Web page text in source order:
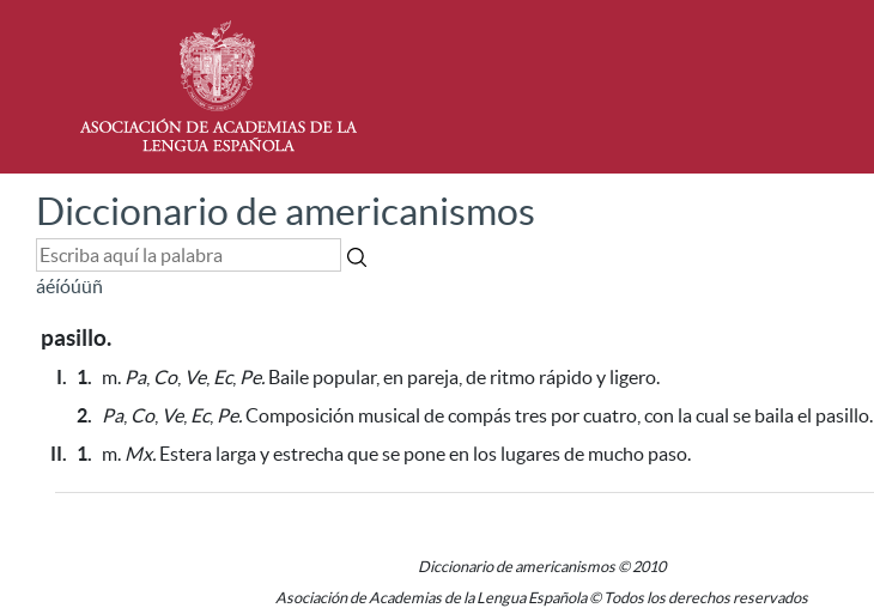
Diccionario de americanismos
áéíóúüñ
pasillo.
I. 1. m. Pa, Co, Ve, Ec, Pe. Baile popular, en pareja, de ritmo rápido y ligero.
2.
Pa, Co, Ve, Ec, Pe.Composición musical de compás tres por cuatro, con la cual se baila el pasillo.
II. 1. m. Mx. Estera larga y estrecha que se pone en los lugares de mucho paso.
Diccionario de americanismos © 2010
Asociación de Academias de la Lengua Española © Todos los derechos reservados